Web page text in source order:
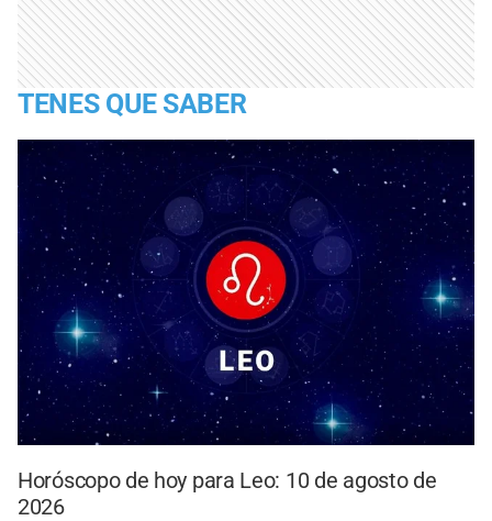
TENES QUE SABER
Horóscopo de hoy para Leo: 10 de agosto de
2026